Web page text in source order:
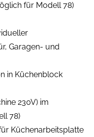
für Modell 78)
Garagen- und
in Küchenblock
230V) im
78)
Küchenarbeitsplatte